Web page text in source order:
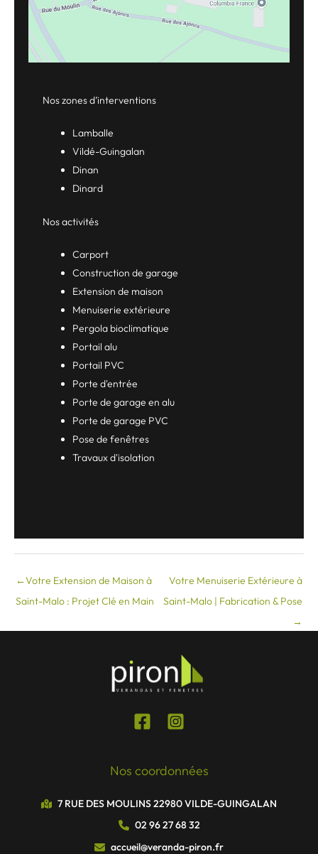
Nos zones d’interventions
Lamballe
Vildé-Guingalan
Dinan
Dinard
Nos activités
Carport
Construction de garage
Extension de maison
Menuiserie extérieure
Pergola bioclimatique
Portail alu
Portail PVC
Porte d'entrée
Porte de garage en alu
Porte de garage PVC
Pose de fenêtres
Travaux d'isolation
←Votre Extension de Maison à
Saint-Malo : Projet Clé en Main
Votre Menuiserie Extérieure à
Saint-Malo | Fabrication & Pose
→
Nos coordonnées
7 RUE DES MOULINS 22980 VILDE-GUINGALAN
02 96 27 68 32
accueil@veranda-piron.fr